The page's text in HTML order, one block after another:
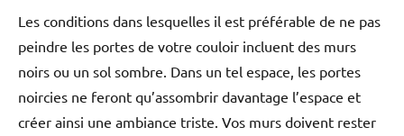
Les conditions dans lesquelles il est préférable de ne pas
peindre les portes de votre couloir incluent des murs
noirs ou un sol sombre. Dans un tel espace, les portes
noircies ne feront qu’assombrir davantage l’espace et
créer ainsi une ambiance triste. Vos murs doivent rester